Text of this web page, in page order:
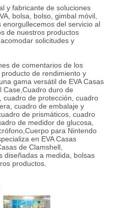
y fabricante de soluciones
bolsa, bolso, gimbal móvil,
del servicio al
de nuestros productos
solicitudes y
de comentarios de los
de rendimiento y
gama versátil de EVA Casas
Case,Cuadro duro de
cuadro de protección, cuadro
cuadro de embalaje y
de prismáticos, cuadro
de medidor de glucosa,
para Nintendo
en EVA Casas
de Clamshell,
diseñadas a medida, bolsas
productos.